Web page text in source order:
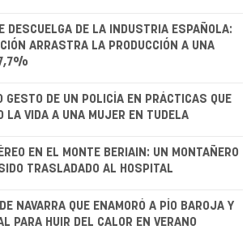
DESCUELGA DE LA INDUSTRIA ESPAÑOLA:
ARRASTRA LA PRODUCCIÓN A UNA
GESTO DE UN POLICÍA EN PRÁCTICAS QUE
LA VIDA A UNA MUJER EN TUDELA
EN EL MONTE BERIAIN: UN MONTAÑERO
TRASLADADO AL HOSPITAL
NAVARRA QUE ENAMORÓ A PÍO BAROJA Y
PARA HUIR DEL CALOR EN VERANO